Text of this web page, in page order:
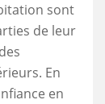
sont
de leur
En
en